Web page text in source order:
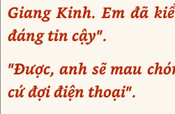
Giang Kinh. Em đã
đáng tin cậy".
"Được, anh sẽ mau
cứ đợi điện thoại".